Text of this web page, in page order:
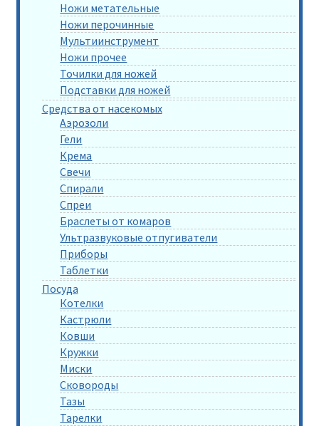
Ножи метательные
Ножи перочинные
Мультиинструмент
Ножи прочее
Точилки для ножей
Подставки для ножей
Средства от насекомых
Аэрозоли
Гели
Крема
Свечи
Спирали
Спреи
Браслеты от комаров
Ультразвуковые отпугиватели
Приборы
Таблетки
Посуда
Котелки
Кастрюли
Ковши
Кружки
Миски
Сковороды
Тазы
Тарелки